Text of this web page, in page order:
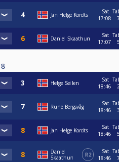
Jan Helge Kordts
Sat
17:08
Daniel Skaathun
Sat
17:07
8
Helge Seilen
Sat
18:46
Rune Bergsvåg
Sat
18:46
Jan Helge Kordts
Sat
18:46
Daniel
Skaathun
R2
Sat
18:46